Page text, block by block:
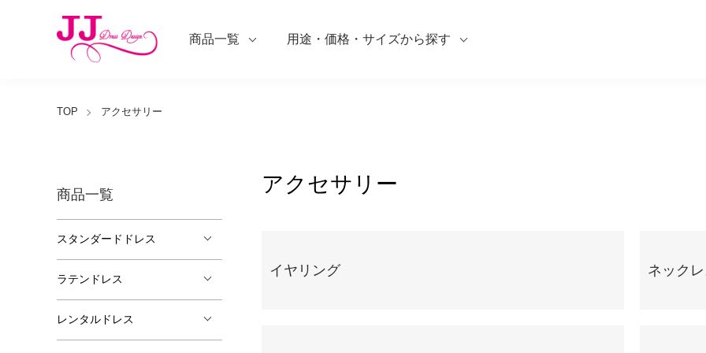
商品一覧 用途・価格・サイズから探す
TOP アクセサリー
アクセサリー
イヤリング ネック
商品一覧
スタンダードドレス
ラテンドレス
レンタルドレス